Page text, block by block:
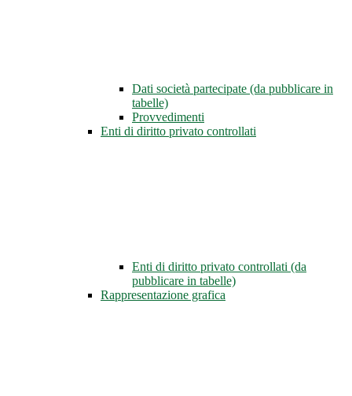
Dati società partecipate (da pubblicare in
tabelle)
Provvedimenti
Enti di diritto privato controllati
Enti di diritto privato controllati (da
pubblicare in tabelle)
Rappresentazione grafica